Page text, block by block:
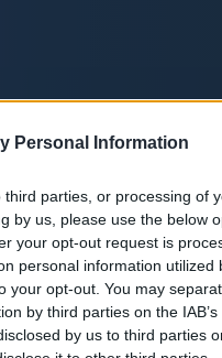
Personal Information
parties, or processing of
by us, please use the below
your opt-out request is
personal information utilized
your opt-out. You may
by third parties on the
by us to third parties
FOLLOW US
Live